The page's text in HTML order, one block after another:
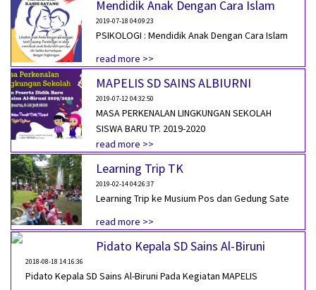
Mendidik Anak Dengan Cara Islam
2019-07-18 04:09:23
PSIKOLOGI : Mendidik Anak Dengan Cara Islam
read more >>
MAPELIS SD SAINS ALBIURNI
2019-07-12 04:32:50
MASA PERKENALAN LINGKUNGAN SEKOLAH
SISWA BARU TP. 2019-2020
read more >>
Learning Trip TK
2019-02-14 04:26:37
Learning Trip ke Musium Pos dan Gedung Sate
read more >>
Pidato Kepala SD Sains Al-Biruni
2018-08-18 14:16:36
Pidato Kepala SD Sains Al-Biruni Pada Kegiatan MAPELIS